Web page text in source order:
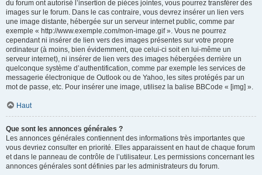
du forum ont autorisé l’insertion de pièces jointes, vous pourrez transférer des
images sur le forum. Dans le cas contraire, vous devrez insérer un lien vers
une image distante, hébergée sur un serveur internet public, comme par
exemple « http://www.exemple.com/mon-image.gif ». Vous ne pourrez
cependant ni insérer de lien vers des images présentes sur votre propre
ordinateur (à moins, bien évidemment, que celui-ci soit en lui-même un
serveur internet), ni insérer de lien vers des images hébergées derrière un
quelconque système d’authentification, comme par exemple les services de
messagerie électronique de Outlook ou de Yahoo, les sites protégés par un
mot de passe, etc. Pour insérer une image, utilisez la balise BBCode « [img] ».
Haut
Que sont les annonces générales ?
Les annonces générales contiennent des informations très importantes que
vous devriez consulter en priorité. Elles apparaissent en haut de chaque forum
et dans le panneau de contrôle de l’utilisateur. Les permissions concernant les
annonces générales sont définies par les administrateurs du forum.